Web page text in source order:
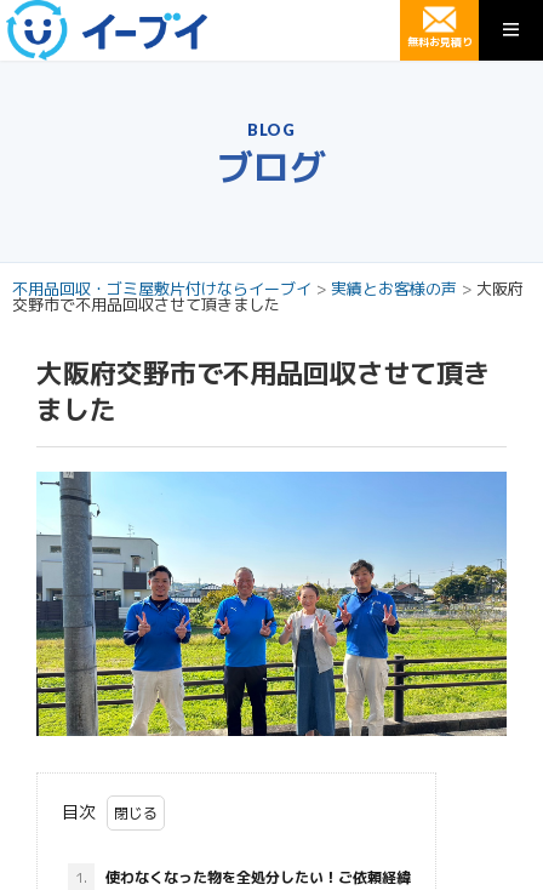
無料お見積り
BLOG
ブログ
不用品回収・ゴミ屋敷片付けならイーブイ > 実績とお客様の声 > 大阪府
交野市で不用品回収させて頂きました
大阪府交野市で不用品回収させて頂き
ました
目次
1.
使わなくなった物を全処分したい！ご依頼経緯